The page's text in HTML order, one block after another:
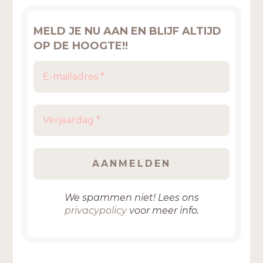
MELD JE NU AAN EN BLIJF ALTIJD
OP DE HOOGTE!!
We spammen niet! Lees ons
privacypolicyvoor meer info.